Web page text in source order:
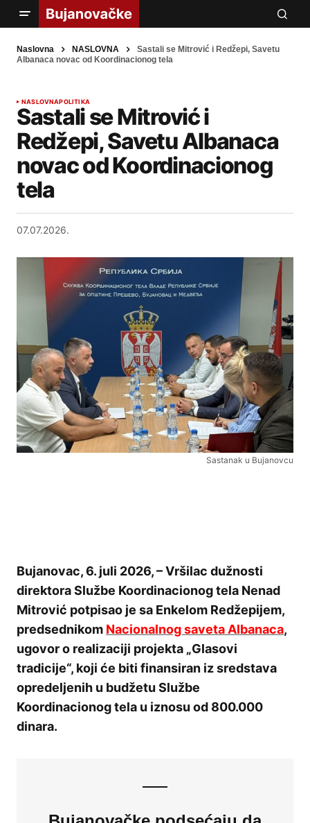
Naslovna NASLOVNA
Sastali se Mitrović i Redžepi, Savetu
Albanaca novac od Koordinacionog tela
NASLOVNAPOLITIKA
Sastali se Mitrović i
Redžepi, Savetu Albanaca
novac od Koordinacionog
tela
07.07.2026.
Sastanak u Bujanovcu
Bujanovac, 6. juli 2026, – Vršilac dužnosti
direktora Službe Koordinacionog tela Nenad
Mitrović potpisao je sa Enkelom Redžepijem,
predsednikom Nacionalnog saveta Albanaca,
ugovor o realizaciji projekta „Glasovi
tradicije“, koji će biti finansiran iz sredstava
opredeljenih u budžetu Službe
Koordinacionog tela u iznosu od 800.000
dinara.